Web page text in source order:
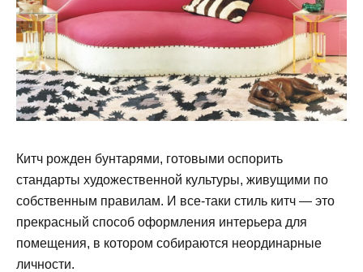
Китч рожден бунтарями, готовыми оспорить
стандарты художественной культуры, живущими по
собственным правилам. И все-таки стиль китч — это
прекрасный способ оформления интерьера для
помещения, в котором собираются неординарные
личности.